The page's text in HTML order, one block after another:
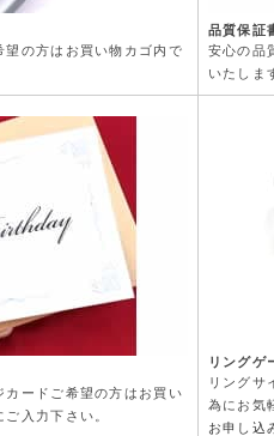
望の方はお買い物カゴ内で
品質保証
安心の品
いたしま
カードご希望の方はお買い
入力下さい。
リングゲ
リングサ
為にお気
お申し込